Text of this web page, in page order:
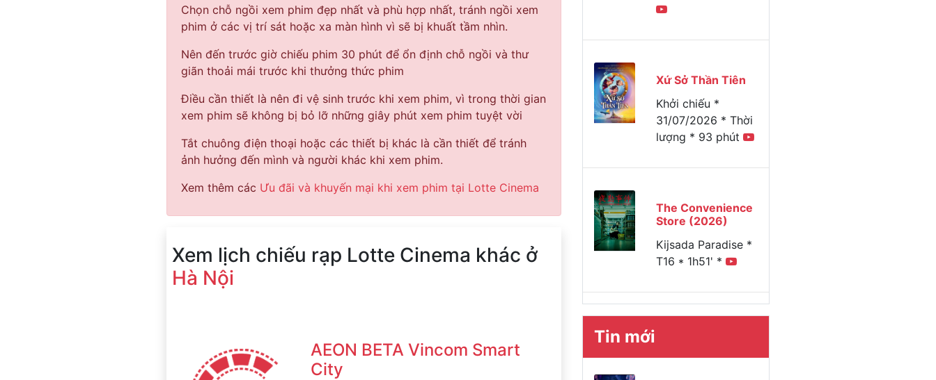
Chọn chỗ ngồi xem phim đẹp nhất và phù hợp nhất, tránh ngồi xem
phim ở các vị trí sát hoặc xa màn hình vì sẽ bị khuất tầm nhìn.
Nên đến trước giờ chiếu phim 30 phút để ổn định chỗ ngồi và thư
giãn thoải mái trước khi thưởng thức phim
Điều cần thiết là nên đi vệ sinh trước khi xem phim, vì trong thời gian
xem phim sẽ không bị bỏ lỡ những giây phút xem phim tuyệt vời
Tắt chuông điện thoại hoặc các thiết bị khác là cần thiết để tránh
ảnh hưởng đến mình và người khác khi xem phim.
Xem thêm các Ưu đãi và khuyến mại khi xem phim tại Lotte Cinema
Xem lịch chiếu rạp Lotte Cinema khác ở
Hà Nội
AEON BETA Vincom Smart
City
Xứ Sở Thần Tiên
Khởi chiếu *
31/07/2026 * Thời
lượng * 93 phút
The Convenience
Store (2026)
Kijsada Paradise *
T16 * 1h51' *
Tin mới